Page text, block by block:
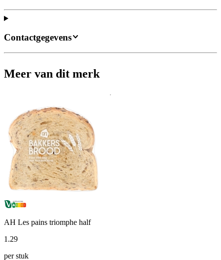
Contactgegevens
Meer van dit merk
AH Les pains triomphe half
1 .29
per stuk